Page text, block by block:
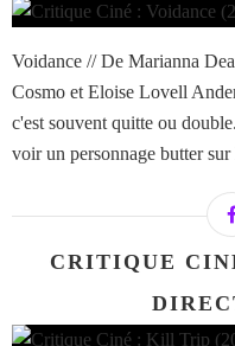
Voidance // De Marianna
Cosmo et Eloise Lovell
c'est souvent quitte ou
voir un personnage butter sur
CRITIQUE